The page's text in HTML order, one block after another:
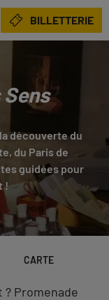
BILLETTERIE
découverte du
du Paris de
guidées pour
!
CARTE
Promenade